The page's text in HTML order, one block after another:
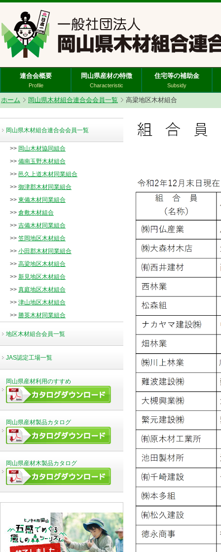
連合会概要
Profile
岡山県産材の特徴
Characteristic
住宅等の補助金
Subsidy
ホーム 岡山県木材組合連合会会員一覧 高梁地区木材組合
岡山県木材組合連合会会員一覧
>> 岡山木材協同組合
>> 備南玉野木材組合
>> 邑久上道木材同業組合
>> 御津郡木材同業組合
>> 東備木材同業組合
>> 倉敷木材組合
>> 吉備木材同業組合
>> 笠岡地区木材組合
>> 小田郡木材同業組合
>> 高梁地区木材組合
>> 新見地区木材組合
>> 真庭地区木材組合
>> 津山地区木材組合
>> 勝英木材同業組合
地区木材組合会員一覧
JAS認定工場一覧
岡山県産材利用のすすめ
岡山県産材製品カタログ
岡山県産材木製品カタログ